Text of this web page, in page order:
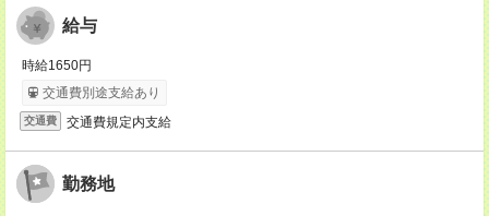
給与
時給1650円
交通費別途支給あり
交通費 交通費規定内支給
勤務地